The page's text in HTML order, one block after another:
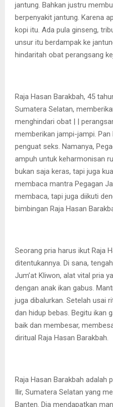
jantung. Bahkan justru
berpenyakit jantung. Karena
kopi itu. Ada pula ginseng,
unsur itu berdampak ke
hindaritah obat perangsang
Raja Hasan Barakbah, 45
Sumatera Selatan,
menghindari obat | |
memberikan jampi-jampi.
penguat seks. Namanya,
ampuh untuk keharmonisan
bukan saja keras, tapi juga
membaca mantra Pegagan
membaca, tapi juga diikuti
bimbingan Raja Hasan
Seorang pria harus ikut Raja
ditentukannya. Di sana,
Jum’at Kliwon, alat vital pria
dengan anak ikan gabus.
juga dibalurkan. Setelah usai
dan hidup bebas. Begitu ikan
baik dan membesar,
diritual Raja Hasan Barakbah.
Raja Hasan Barakbah adalah
Ilir, Sumatera Selatan yang
Banten. Dia mendapatkan